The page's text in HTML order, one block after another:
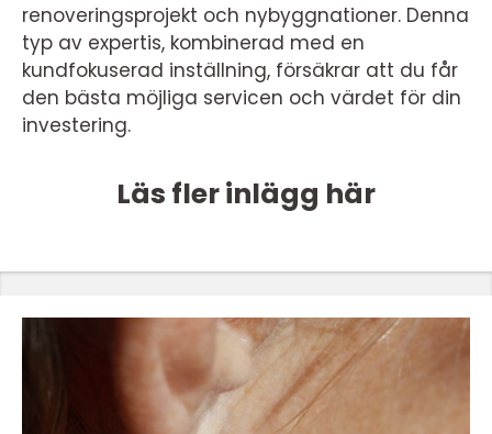
renoveringsprojekt och nybyggnationer. Denna
typ av expertis, kombinerad med en
kundfokuserad inställning, försäkrar att du får
den bästa möjliga servicen och värdet för din
investering.
Läs fler inlägg här